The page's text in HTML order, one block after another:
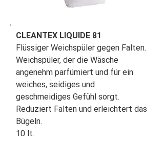
CLEANTEX LIQUIDE 81
Flüssiger Weichspüler gegen Falten.
Weichspüler, der die Wäsche
angenehm parfümiert und für ein
weiches, seidiges und
geschmeidiges Gefühl sorgt.
Reduziert Falten und erleichtert das
Bügeln.
10 lt.